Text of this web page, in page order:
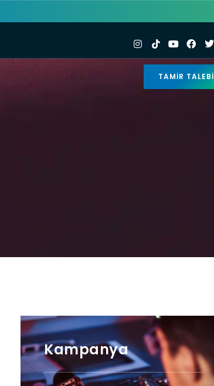
TAMIR TALEBI
Kampanya